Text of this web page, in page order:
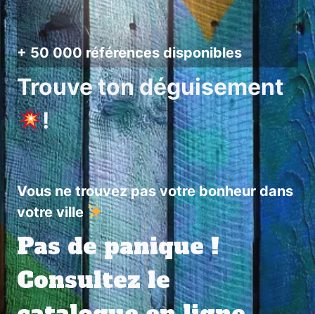
+ 50 000 références disponibles
Trouve ton déguisement
!
Vous ne trouvez pas votre bonheur dans
votre ville
Pas de panique !
Consultez le